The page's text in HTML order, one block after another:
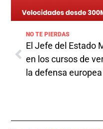
NO TE PIERDAS
El Jefe del Estado
en los cursos de
la defensa europea